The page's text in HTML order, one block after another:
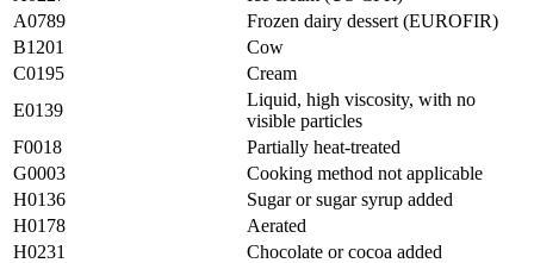
A0789
Frozen dairy dessert (EUROFIR)
B1201
Cow
C0195
Cream
E0139
Liquid, high viscosity, with no
visible particles
F0018
Partially heat-treated
G0003
Cooking method not applicable
H0136
Sugar or sugar syrup added
H0178
Aerated
H0231
Chocolate or cocoa added